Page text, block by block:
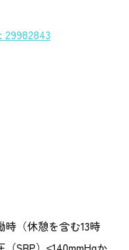
29982843
（休憩を含む13時